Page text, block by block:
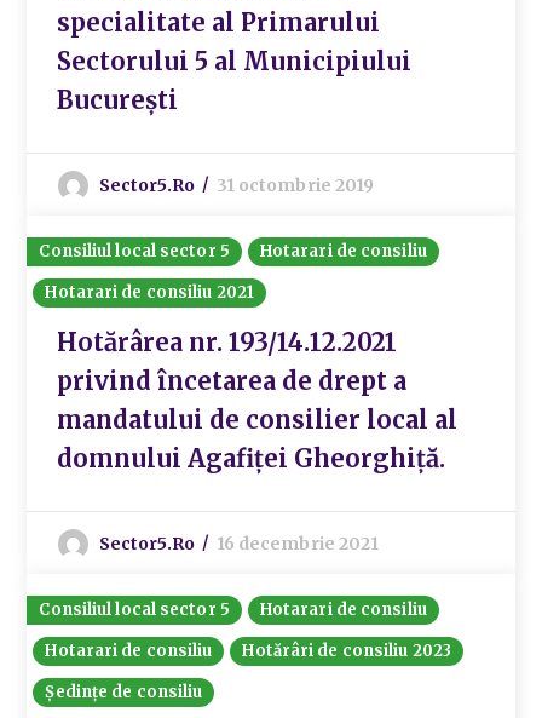
specialitate al Primarului
Sectorului 5 al Municipiului
București
Sector5.ro 31 octombrie 2019
Consiliul local sector 5
Hotarari de consiliu
Hotarari de consiliu 2021
Hotărârea nr. 193/14.12.2021
privind încetarea de drept a
mandatului de consilier local al
domnului Agafiței Gheorghiță.
Sector5.ro 16 decembrie 2021
Consiliul local sector 5
Hotarari de consiliu
Hotarari de consiliu
Hotărâri de consiliu 2023
Ședințe de consiliu